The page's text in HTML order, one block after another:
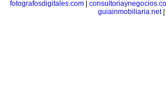
fotografosdigitales.com
guiainmobiliaria.net|